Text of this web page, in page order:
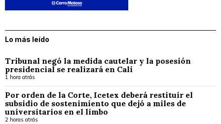
Lo más leído
Tribunal negó la medida cautelar y la posesión
presidencial se realizará en Cali
1 hora atrás
Por orden de la Corte, Icetex deberá restituir el
subsidio de sostenimiento que dejó a miles de
universitarios en el limbo
2 horas atrás